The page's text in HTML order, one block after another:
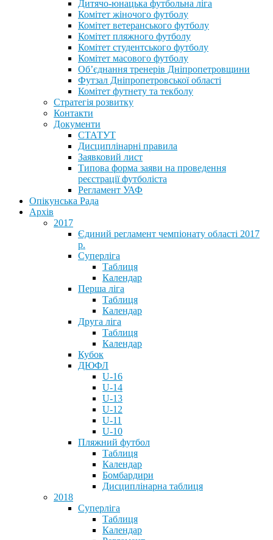
Дитячо-юнацька футбольна ліга
Комітет жіночого футболу
Комітет ветеранського футболу
Комітет пляжного футболу
Комітет студентського футболу
Комітет масового футболу
Обʼєднання тренерів Дніпропетровщини
Футзал Дніпропетровської області
Комітет футнету та текболу
Стратегія розвитку
Контакти
Документи
СТАТУТ
Дисциплінарні правила
Заявковий лист
Типова форма заяви на проведення
реєстрації футболіста
Регламент УАФ
Опікунська Рада
Архів
2017
Єдиний регламент чемпіонату області 2017
р.
Суперліга
Таблиця
Календар
Перша ліга
Таблиця
Календар
Друга ліга
Таблиця
Календар
Кубок
ДЮФЛ
U-16
U-14
U-13
U-12
U-11
U-10
Пляжний футбол
Таблиця
Календар
Бомбардири
Дисциплінарна таблиця
2018
Суперліга
Таблиця
Календар